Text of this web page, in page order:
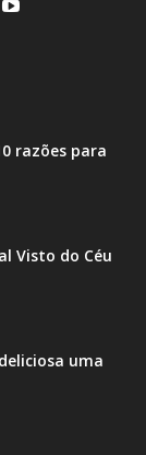
razões para
Visto do Céu
uma